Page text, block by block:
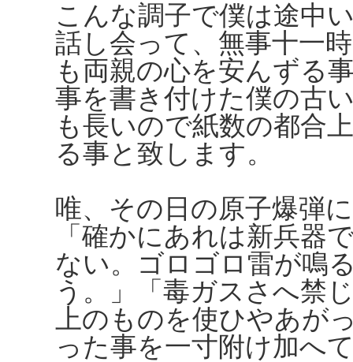
こんな調子で僕は途中
話し会って、無事十一
も両親の心を安んずる
事を書き付けた僕の古
も長いので紙数の都合
る事と致します。
唯、その日の原子爆弾
「確かにあれは新兵器
ない。ゴロゴロ雷が鳴
う。」「毒ガスさへ禁
上のものを使ひやあが
った事を一寸附け加へ